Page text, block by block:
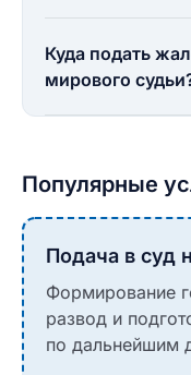
Куда подать
мирового
Популярные
Подача в суд
Формирование
развод и
по дальнейшим